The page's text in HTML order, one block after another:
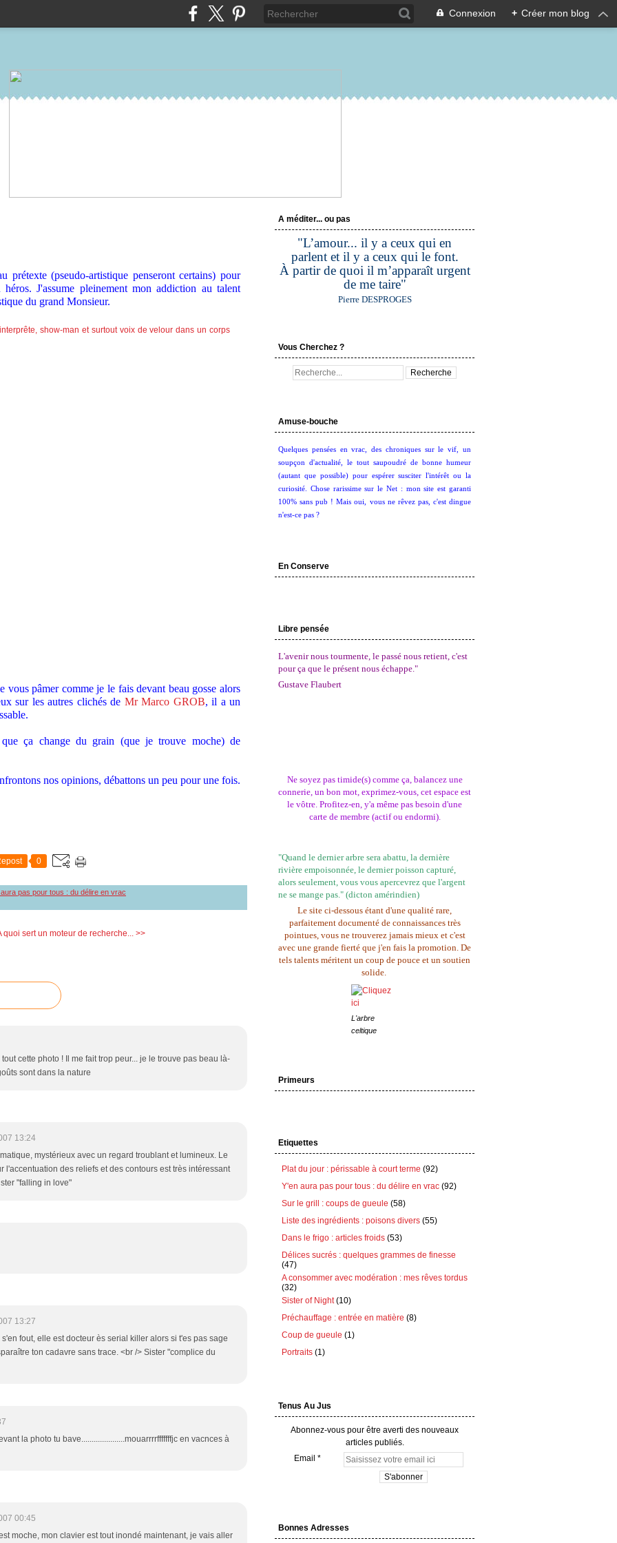
Connexion + Créer mon blog
prétexte (pseudo-artistique penseront certains) pour
J'assume pleinement mon addiction au talent
du grand Monsieur.
vous pâmer comme je le fais devant beau gosse alors
sur les autres clichés de Mr Marco GROB, il a un
ça change du grain (que je trouve moche) de
nos opinions, débattons un peu pour une fois.
0
pas pour tous : du délire en vrac
quoi sert un moteur de recherche... >>
cette photo ! Il me fait trop peur... je le trouve pas beau là-
sont dans la nature
13:24
mystérieux avec un regard troublant et lumineux. Le
l'accentuation des reliefs et des contours est très intéressant
"falling in love"
13:27
fout, elle est docteur ès serial killer alors si t'es pas sage
ton cadavre sans trace. <br /> Sister "complice du
la photo tu bave.....................mouarrrrfffffffjc en vacnces à
00:45
moche, mon clavier est tout inondé maintenant, je vais aller
A méditer... ou pas
"L’amour... il y a ceux qui en
parlent et il y a ceux qui le font.
À partir de quoi il m’apparaît urgent
de me taire"
Pierre DESPROGES
Vous Cherchez ?
Amuse-bouche
Quelques pensées en vrac, des chroniques sur le vif, un
soupçon d'actualité, le tout saupoudré de bonne humeur
(autant que possible) pour espérer susciter l'intérêt ou la
curiosité. Chose rarissime sur le Net : mon site est garanti
100% sans pub ! Mais oui, vous ne rêvez pas, c'est dingue
n'est-ce pas ?
En Conserve
Libre pensée
L'avenir nous tourmente, le passé nous retient, c'est
pour ça que le présent nous échappe."
Gustave Flaubert
Ne soyez pas timide(s) comme ça, balancez une
connerie, un bon mot, exprimez-vous, cet espace est
le vôtre. Profitez-en, y'a même pas besoin d'une
carte de membre (actif ou endormi).
"Quand le dernier arbre sera abattu, la dernière
rivière empoisonnée, le dernier poisson capturé,
alors seulement, vous vous apercevrez que l'argent
ne se mange pas." (dicton amérindien)
Le site ci-dessous étant d'une qualité rare,
parfaitement documenté de connaissances très
pointues, vous ne trouverez jamais mieux et c'est
avec une grande fierté que j'en fais la promotion. De
tels talents méritent un coup de pouce et un soutien
solide.
L'arbre
celtique
Primeurs
Etiquettes
Plat du jour : périssable à court terme (92)
Y'en aura pas pour tous : du délire en vrac (92)
Sur le grill : coups de gueule (58)
Liste des ingrédients : poisons divers (55)
Dans le frigo : articles froids (53)
Délices sucrés : quelques grammes de finesse
(47)
A consommer avec modération : mes rêves tordus
(32)
Sister of Night(10)
Préchauffage : entrée en matière (8)
Coup de gueule (1)
Portraits (1)
Tenus Au Jus
Abonnez-vous pour être averti des nouveaux
articles publiés.
Email
Bonnes Adresses